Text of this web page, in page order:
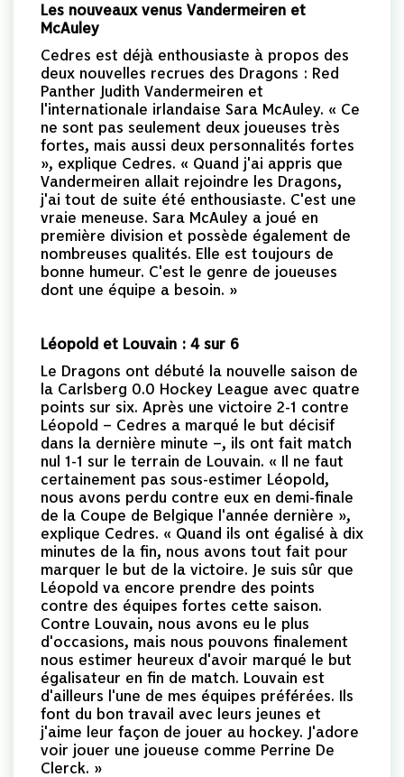
Les nouveaux venus Vandermeiren et
McAuley
Cedres est déjà enthousiaste à propos des
deux nouvelles recrues des Dragons : Red
Panther Judith Vandermeiren et
l'internationale irlandaise Sara McAuley. « Ce
ne sont pas seulement deux joueuses très
fortes, mais aussi deux personnalités fortes
», explique Cedres. « Quand j'ai appris que
Vandermeiren allait rejoindre les Dragons,
j'ai tout de suite été enthousiaste. C'est une
vraie meneuse. Sara McAuley a joué en
première division et possède également de
nombreuses qualités. Elle est toujours de
bonne humeur. C'est le genre de joueuses
dont une équipe a besoin. »
Léopold et Louvain : 4 sur 6
Le Dragons ont débuté la nouvelle saison de
la Carlsberg 0.0 Hockey League avec quatre
points sur six. Après une victoire 2-1 contre
Léopold – Cedres a marqué le but décisif
dans la dernière minute –, ils ont fait match
nul 1-1 sur le terrain de Louvain. « Il ne faut
certainement pas sous-estimer Léopold,
nous avons perdu contre eux en demi-finale
de la Coupe de Belgique l'année dernière »,
explique Cedres. « Quand ils ont égalisé à dix
minutes de la fin, nous avons tout fait pour
marquer le but de la victoire. Je suis sûr que
Léopold va encore prendre des points
contre des équipes fortes cette saison.
Contre Louvain, nous avons eu le plus
d'occasions, mais nous pouvons finalement
nous estimer heureux d'avoir marqué le but
égalisateur en fin de match. Louvain est
d'ailleurs l'une de mes équipes préférées. Ils
font du bon travail avec leurs jeunes et
j'aime leur façon de jouer au hockey. J'adore
voir jouer une joueuse comme Perrine De
Clerck. »